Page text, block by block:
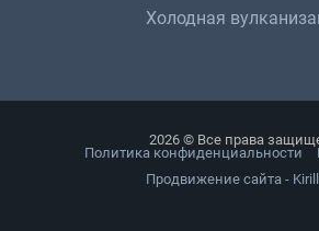
Холодная
2026 © Все права
Политика конфиденциальности
Продвижение сайта -